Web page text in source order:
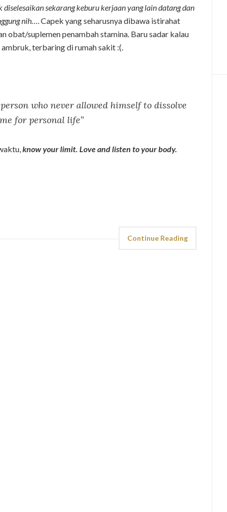
diselesaikan sekarang keburu kerjaan yang lain datang dan
nih…. Capek yang seharusnya dibawa istirahat
obat/suplemen penambah stamina. Baru sadar kalau
terbaring di rumah sakit :(.
who never allowed himself to dissolve
for personal life”
know your limit. Love and listen to your body.
Continue Reading